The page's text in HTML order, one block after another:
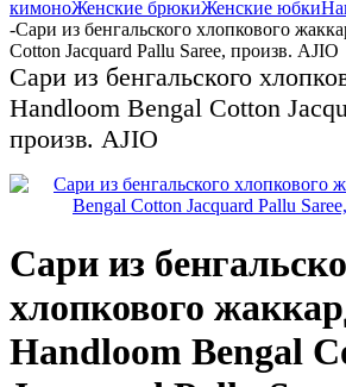
кимоноЖенские брюкиЖенские юбки
-Сари из бенгальского хлопкового
Cotton Jacquard Pallu Saree, произв. AJIO
Сари из бенгальского
Handloom Bengal Cotton
произв. AJIO
Сари из
хлопкового
Handloom Bengal